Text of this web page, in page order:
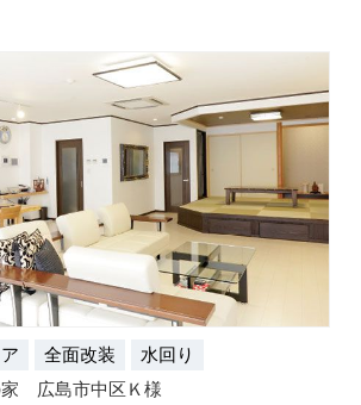
全面改装
水回り
家 広島市中区Ｋ様